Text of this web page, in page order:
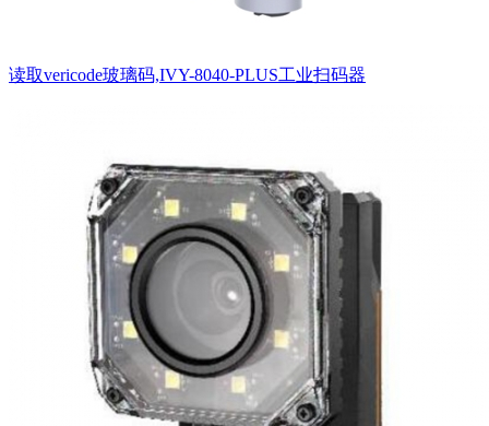
读取vericode玻璃码,IVY-8040-PLUS工业扫码器